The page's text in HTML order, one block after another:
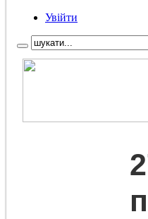
Увійти